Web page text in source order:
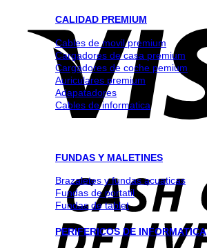
CALIDAD PREMIUM
Cables de movil premium
Cargadores de casa premium
Cargadores de coche pemium
Auriculares premium
Adapatadores
Cables de informatica
FUNDAS Y MALETINES
Brazaletes y fundas acuaticas
Fundas de portatil
Fundas de tablet
PERIFERICOS DE INFORMATICA